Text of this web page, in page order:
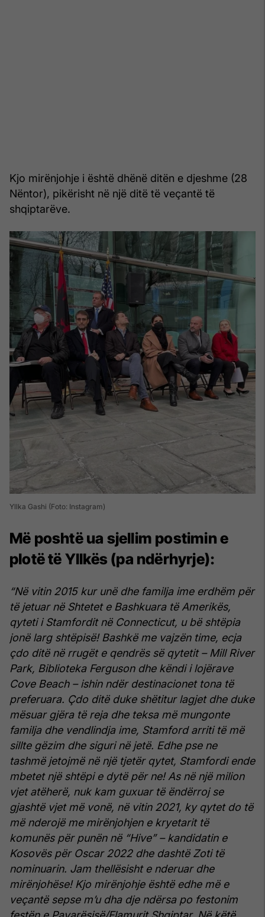
Kjo mirënjohje i është dhënë ditën e djeshme (28
Nëntor), pikërisht në një ditë të veçantë të
shqiptarëve.
Yllka Gashi (Foto: Instagram)
Më poshtë ua sjellim postimin e
plotë të Yllkës (pa ndërhyrje):
“Në vitin 2015 kur unë dhe familja ime erdhëm për
të jetuar në Shtetet e Bashkuara të Amerikës,
qyteti i Stamfordit në Connecticut, u bë shtëpia
jonë larg shtëpisë! Bashkë me vajzën time, ecja
çdo ditë në rrugët e qendrës së qytetit – Mill River
Park, Biblioteka Ferguson dhe këndi i lojërave
Cove Beach – ishin ndër destinacionet tona të
preferuara. Çdo ditë duke shëtitur lagjet dhe duke
mësuar gjëra të reja dhe teksa më mungonte
familja dhe vendlindja ime, Stamford arriti të më
sillte gëzim dhe siguri në jetë. Edhe pse ne
tashmë jetojmë në një tjetër qytet, Stamfordi ende
mbetet një shtëpi e dytë për ne! As në një milion
vjet atëherë, nuk kam guxuar të ëndërroj se
gjashtë vjet më vonë, në vitin 2021, ky qytet do të
më nderojë me mirënjohjen e kryetarit të
komunës për punën në “Hive” – kandidatin e
Kosovës për Oscar 2022 dhe dashtë Zoti të
nominuarin. Jam thellësisht e nderuar dhe
mirënjohëse! Kjo mirënjohje është edhe më e
veçantë sepse m’u dha dje ndërsa po festonim